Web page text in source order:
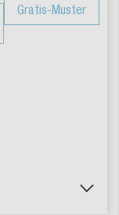
Gratis-Muster